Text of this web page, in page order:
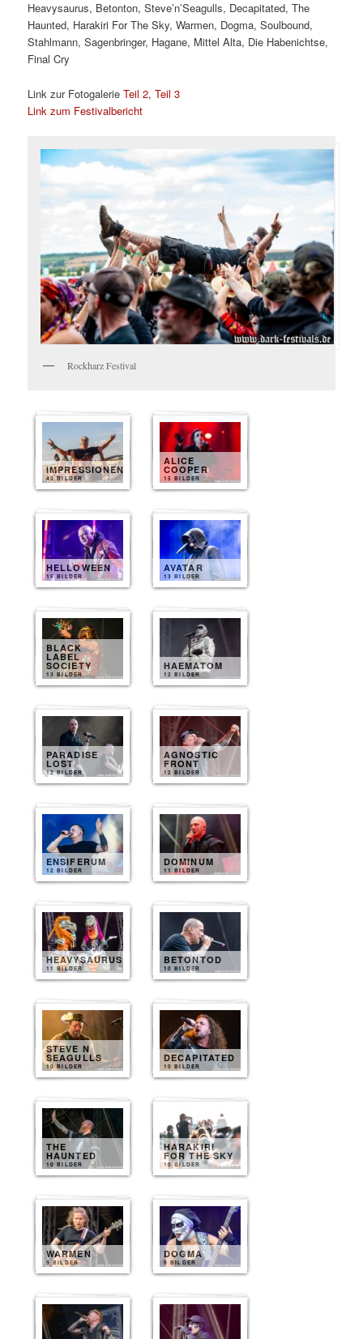
Heavysaurus, Betonton, Steve’n’Seagulls, Decapitated, The
Haunted, Harakiri For The Sky, Warmen, Dogma, Soulbound,
Stahlmann, Sagenbringer, Hagane, Mittel Alta, Die Habenichtse,
Final Cry
Link zur FotogalerieTeil 2,Teil 3
Link zum Festivalbericht
Rockharz Festival
IMPRESSIONEN
40 BILDER
ALICE
COOPER
15 BILDER
HELLOWEEN
15 BILDER
AVATAR
13 BILDER
BLACK
LABEL
SOCIETY
13 BILDER
HAEMATOM
12 BILDER
PARADISE
LOST
12 BILDER
AGNOSTIC
FRONT
12 BILDER
ENSIFERUM
12 BILDER
DOMINUM
11 BILDER
HEAVYSAURUS
11 BILDER
BETONTOD
10 BILDER
STEVE N
SEAGULLS
10 BILDER
DECAPITATED
10 BILDER
THE
HAUNTED
10 BILDER
HARAKIRI
FOR THE SKY
10 BILDER
WARMEN
9 BILDER
DOGMA
9 BILDER